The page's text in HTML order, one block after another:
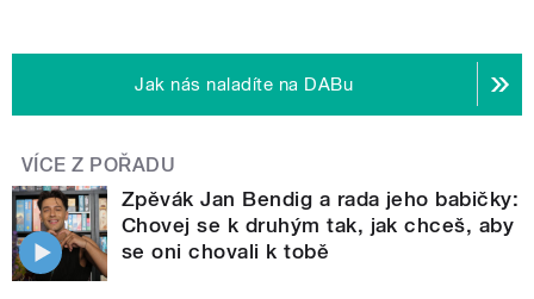
Jak nás naladíte na DABu
VÍCE Z POŘADU
Zpěvák Jan Bendig a rada jeho babičky:
Chovej se k druhým tak, jak chceš, aby
se oni chovali k tobě